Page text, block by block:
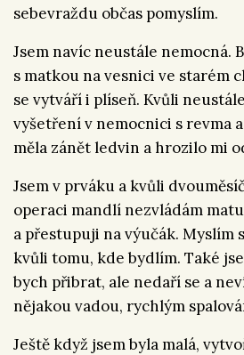
sebevraždu občas pomyslím.
Jsem navíc neustále nemocná.
s matkou na vesnici ve starém
se vytváří i plíseň. Kvůli
vyšetření v nemocnici s revma
měla zánět ledvin a hrozilo mi
Jsem v prváku a kvůli
operaci mandlí nezvládám
a přestupuji na výučák. Myslím
kvůli tomu, kde bydlím. Také
bych přibrat, ale nedaří se a
nějakou vadou, rychlým
Ještě když jsem byla malá,